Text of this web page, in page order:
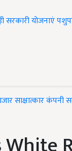
सरकारी योजनाएं
साक्षात्कारकंपनी